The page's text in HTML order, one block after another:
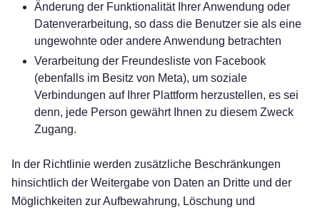
Änderung der Funktionalität Ihrer Anwendung oder
Datenverarbeitung, so dass die Benutzer sie als eine
ungewohnte oder andere Anwendung betrachten
Verarbeitung der Freundesliste von Facebook
(ebenfalls im Besitz von Meta), um soziale
Verbindungen auf Ihrer Plattform herzustellen, es sei
denn, jede Person gewährt Ihnen zu diesem Zweck
Zugang.
In der Richtlinie werden zusätzliche Beschränkungen
hinsichtlich der Weitergabe von Daten an Dritte und der
Möglichkeiten zur Aufbewahrung, Löschung und